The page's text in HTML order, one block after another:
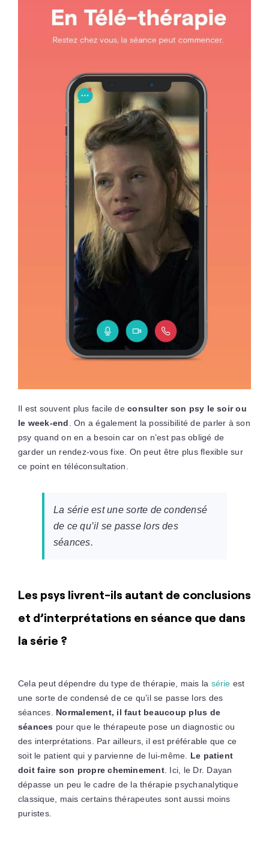
Il est souvent plus facile deconsulter son psy le soir ou
le week-end. On a également la possibilité de parler à son
psy quand on en a besoin car on n’est pas obligé de
garder un rendez-vous fixe. On peut être plus flexible sur
ce point en téléconsultation.
La série est une sorte de condensé
de ce qu’il se passe lors des
séances.
Les psys livrent-ils autant de conclusions
et d’interprétations en séance que dans
la série ?
Cela peut dépendre du type de thérapie, mais la série est
une sorte de condensé de ce qu’il se passe lors des
séances. Normalement, il faut beaucoup plus de
séances pour que le thérapeute pose un diagnostic ou
des interprétations. Par ailleurs, il est préférable que ce
soit le patient qui y parvienne de lui-même. Le patient
doit faire son propre cheminement. Ici, le Dr. Dayan
dépasse un peu le cadre de la thérapie psychanalytique
classique, mais certains thérapeutes sont aussi moins
puristes.